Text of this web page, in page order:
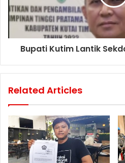
Bupati Kutim Lantik
Related Articles